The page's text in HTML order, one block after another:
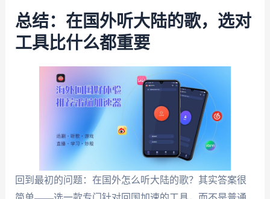
总结：在国外听大陆的歌，选对
工具比什么都重要
回到最初的问题：在国外怎么听大陆的歌？其实答案很